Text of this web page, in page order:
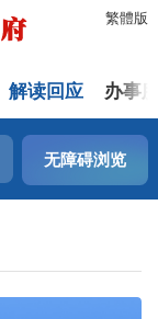
繁體版
解读回应 办事
无障碍浏览